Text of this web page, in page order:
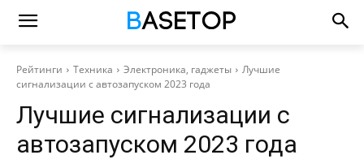
Рейтинги Техника Электроника, гаджеты
Лучшие
сигнализации с автозапуском 2023 года
Лучшие сигнализации с
автозапуском 2023 года